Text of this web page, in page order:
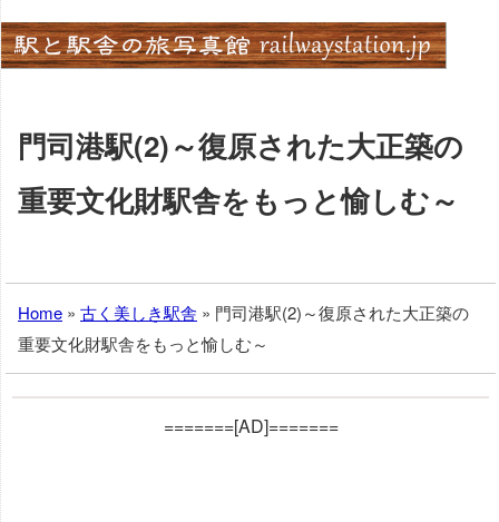
Skip
to
content
門司港駅(2)～復原された大正築の
重要文化財駅舎をもっと愉しむ～
Home » 古く美しき駅舎 » 門司港駅(2)～復原された大正築の
重要文化財駅舎をもっと愉しむ～
=======[AD]=======